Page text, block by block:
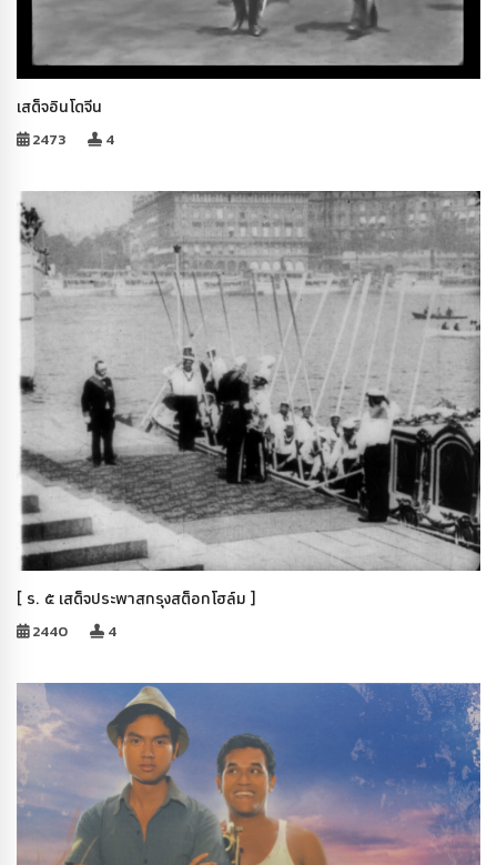
เสด็จอินโดจีน
2473 4
[ ร. ๕ เสด็จประพาสกรุงสต็อกโฮล์ม ]
2440 4